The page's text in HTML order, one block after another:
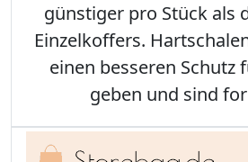
günstiger pro Stück als
Einzelkoffers.
einen besseren Schutz
geben und sind